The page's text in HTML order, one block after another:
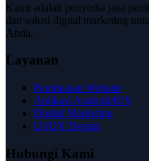
Kami adalah penyedia jasa
dan solusi digital marketing
Anda.
Layanan
Pembuatan Website
Aplikasi Android/iOS
Digital Marketing
UI/UX Design
Hubungi Kami